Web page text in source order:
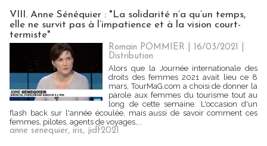
VIII. Anne Sénéquier : "La solidarité n’a qu’un temps,
elle ne survit pas à l’impatience et à la vision court-
termiste"
Romain POMMIER | 16/03/2021
Distribution
Alors que la Journée internationale des
droits des femmes 2021 avait lieu ce 8
mars, TourMaG.com a choisi de donner la
parole aux femmes du tourisme tout au
long de cette semaine. L'occasion d'un
flash back sur l'année écoulée, mais aussi de savoir comment ces
femmes, pilotes, agents de voyages,...
anne senequier, iris, jidf2021